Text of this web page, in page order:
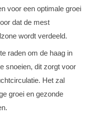
voor een optimale groei
dat de mest
wordt verdeeld.
raden om de haag in
snoeien, dit zorgt voor
Het zal
groei en gezonde